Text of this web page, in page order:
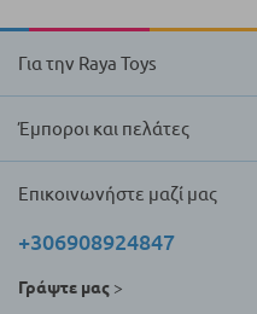
Για την Raya Toys
Έμποροι και πελάτες
Επικοινωνήστε μαζί μας
+306908924847
Γράψτε μας >